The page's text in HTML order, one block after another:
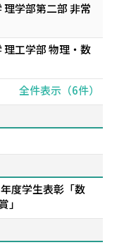
理学部第二部 非常
理工学部 物理・数
全件表示（6件）
度学生表彰「数
」